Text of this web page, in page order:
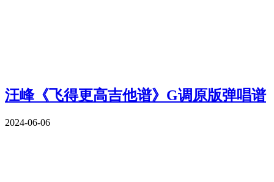
汪峰《飞得更高吉他谱》G调原版弹唱谱
2024-06-06